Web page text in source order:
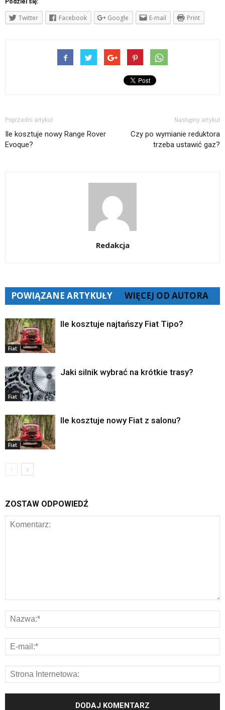
Twitter Facebook Google E-mail Print
Poprzedni artykuł
Ile kosztuje nowy Range Rover
Evoque?
Następny artykuł
Czy po wymianie reduktora
trzeba ustawić gaz?
Redakcja
POWIĄZANE ARTYKUŁY WIĘCEJ OD AUTORA
Fiat
Ile kosztuje najtańszy Fiat Tipo?
Fiat
Jaki silnik wybrać na krótkie trasy?
Fiat
Ile kosztuje nowy Fiat z salonu?
ZOSTAW ODPOWIEDŹ